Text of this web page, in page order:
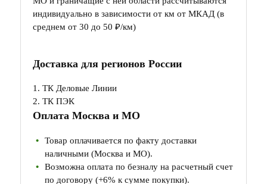
индивидуально в зависимости от км от МКАД (в
среднем от 30 до 50 ₽/км)
Доставка для регионов России
1. ТК Деловые Линии
2. ТК ПЭК
Оплата Москва и МО
Товар оплачивается по факту доставки
наличными (Москва и МО).
Возможна оплата по безналу на расчетный счет
по договору (+6% к сумме покупки).